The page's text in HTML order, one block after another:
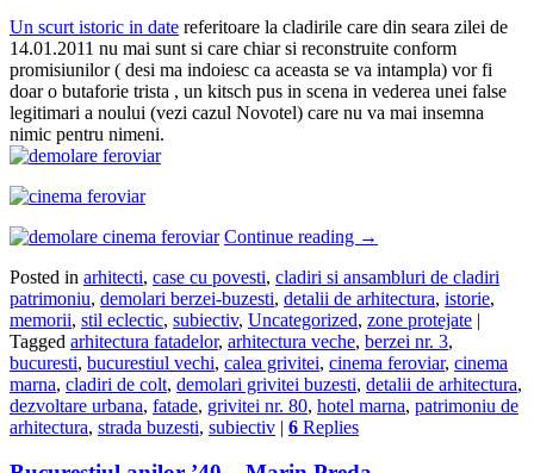
Un scurt istoric in date referitoare la cladirile care din seara zilei de
14.01.2011 nu mai sunt si care chiar si reconstruite conform
promisiunilor ( desi ma indoiesc ca aceasta se va intampla) vor fi
doar o butaforie trista , un kitsch pus in scena in vederea unei false
legitimari a noului (vezi cazul Novotel) care nu va mai insemna
nimic pentru nimeni.
Continue reading →
Posted in arhitecti, case cu povesti, cladiri si ansambluri de cladiri
patrimoniu, demolari berzei-buzesti, detalii de arhitectura, istorie,
memorii, stil eclectic, subiectiv, Uncategorized, zone protejate |
Tagged arhitectura fatadelor, arhitectura veche, berzei nr. 3,
bucuresti, bucurestiul vechi, calea grivitei, cinema feroviar, cinema
marna, cladiri de colt, demolari grivitei buzesti, detalii de arhitectura,
dezvoltare urbana, fatade, grivitei nr. 80, hotel marna, patrimoniu de
arhitectura, strada buzesti, subiectiv | 6 Replies